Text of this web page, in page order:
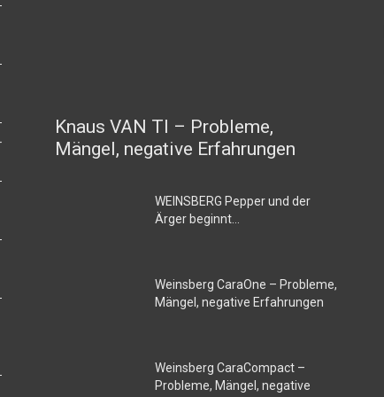
Knaus VAN TI – Probleme,
Mängel, negative Erfahrungen
WEINSBERG Pepper und der
Ärger beginnt…
Weinsberg CaraOne – Probleme,
Mängel, negative Erfahrungen
Weinsberg CaraCompact –
Probleme, Mängel, negative